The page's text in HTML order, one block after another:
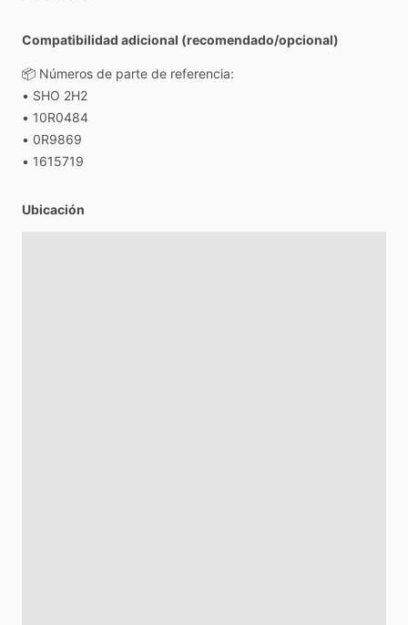
Compatibilidad adicional (recomendado/opcional)
📦 Números de parte de referencia:
• SHO 2H2
• 10R0484
• 0R9869
• 1615719
Ubicación